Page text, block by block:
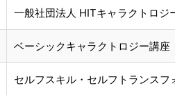
一般社団法人 HITキャラクトロジ
ベーシックキャラクトロジー講座
セルフスキル・セルフトランスフ